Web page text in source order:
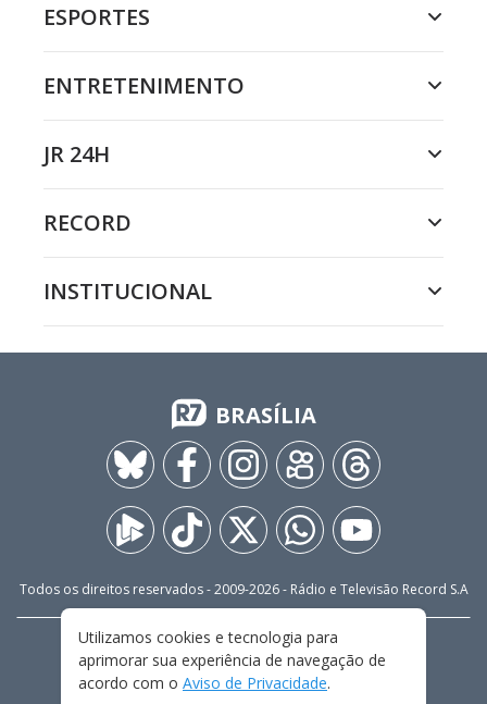
ESPORTES
ENTRETENIMENTO
JR 24H
RECORD
INSTITUCIONAL
BRASÍLIA
Todos os direitos reservados - 2009-2026- Rádio e Televisão Record S.A
FALE CONOSCO
PRIVACIDADE
TERMOS E CONDIÇÕES DE USO
Utilizamos cookies e tecnologia para
aprimorar sua experiência de navegação de
acordo com o Aviso de Privacidade.